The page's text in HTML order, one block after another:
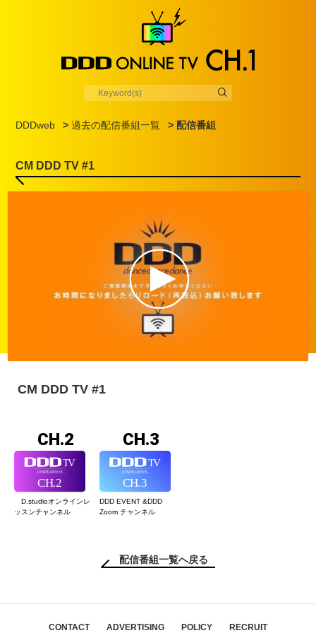
DDDweb >過去の配信番組一覧 > 配信番組
CM DDD TV #1
CM DDD TV #1
CH.2
D.studioオンラインレ
ッスンチャンネル
CH.3
DDD EVENT &DDD
Zoom チャンネル
配信番組一覧へ戻る
CONTACT ADVERTISING POLICY RECRUIT